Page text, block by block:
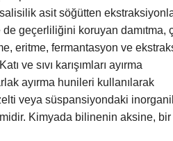
asit söğütten
geçerliliğini koruyan damıtma,
eritme, fermantasyon ve
ve sıvı karışımları ayırma
ayırma hunileri kullanılarak
veya süspansiyondaki
Kimyada bilinenin aksine, bir